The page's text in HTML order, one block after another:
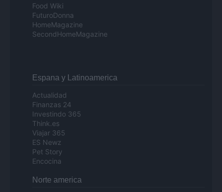
Food Wiki
FuturoDonna
HomeMagazine
SecondHomeMagazine
Espana y Latinoamerica
Actualidad
Finanzas 24
Investindo 365
Think.es
Viajar 365
ES Newz
Pet Story
Encocina
Norte america